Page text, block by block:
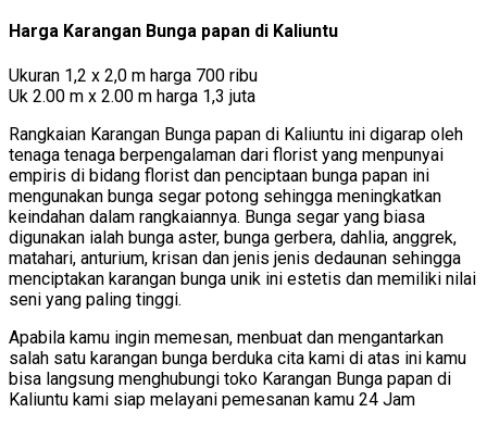
Harga Karangan Bunga papan di Kaliuntu
Ukuran 1,2 x 2,0 m harga 700 ribu
Uk 2.00 m x 2.00 m harga 1,3 juta
Rangkaian Karangan Bunga papan di Kaliuntu ini digarap oleh
tenaga tenaga berpengalaman dari florist yang menpunyai
empiris di bidang florist dan penciptaan bunga papan ini
mengunakan bunga segar potong sehingga meningkatkan
keindahan dalam rangkaiannya. Bunga segar yang biasa
digunakan ialah bunga aster, bunga gerbera, dahlia, anggrek,
matahari, anturium, krisan dan jenis jenis dedaunan sehingga
menciptakan karangan bunga unik ini estetis dan memiliki nilai
seni yang paling tinggi.
Apabila kamu ingin memesan, menbuat dan mengantarkan
salah satu karangan bunga berduka cita kami di atas ini kamu
bisa langsung menghubungi toko Karangan Bunga papan di
Kaliuntu kami siap melayani pemesanan kamu 24 Jam